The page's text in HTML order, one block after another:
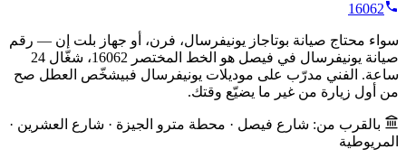
16062
سواء محتاج صيانة بوتاجاز يونيفرسال، فرن، أو جهاز بلت إن — رقم
صيانة يونيفرسال في فيصل هو الخط المختصر 16062، شغّال 24
ساعة. الفني مدرّب على موديلات يونيفرسال فبيشخّص العطل صح
من أول زيارة من غير ما يضيّع وقتك.
بالقرب من: شارع فيصل · محطة مترو الجيزة · شارع العشرين ·
المريوطية